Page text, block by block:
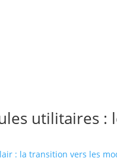
utilitaires :
: la transition vers les